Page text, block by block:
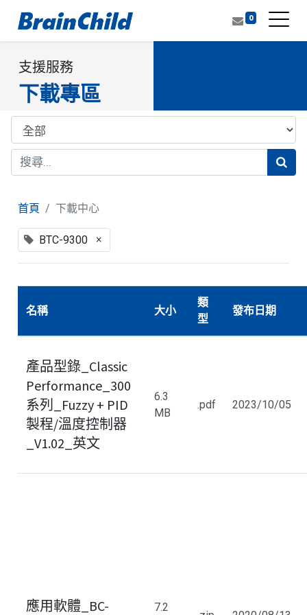
0
支援服務
下載專區
首頁 下載中心
BTC-9300 ×
名稱 大小
類
型
發布日期
產品型錄_Classic
Performance_300
系列_Fuzzy + PID
製程/溫度控制器
_V1.02_英文
6.3
MB
.pdf 2023/10/05
應用軟體_BC- 7.2